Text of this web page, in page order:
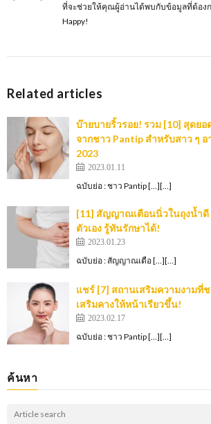
ที่จะช่วยให้คุณผู้อ่านได้พบกับข้อมูลที่ต้องก
Happy!
Related articles
บ๊ายบายริ้วรอย! รวม [10] สุดย
จากชาว Pantip สำหรับสาว ๆ อ
2023
2023.01.11
ฉบับย่อ : ชาว Pantip […][…]
[11] สัญญาณเตือนนิ่วในถุงน้ำดี
ตัวเอง รู้ทันรักษาได้!
2023.01.23
ฉบับย่อ : สัญญาณเตือ […][…]
แชร์ [7] สถานเสริมความงามที่
เสริมคางให้หน้าเรียวขึ้น!
2023.02.17
ฉบับย่อ : ชาว Pantip […][…]
ค้นหา